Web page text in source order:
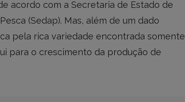
acordo com a Secretaria de Estado de
(Sedap). Mas, além de um dado
pela rica variedade encontrada somente
para o crescimento da produção de